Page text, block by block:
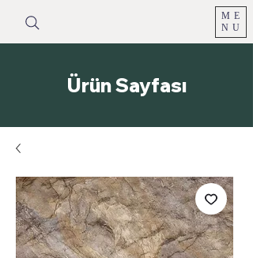
ME
NU
Ürün Sayfası